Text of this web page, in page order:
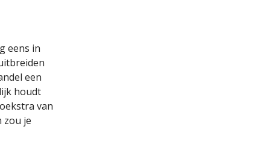
eens in
een
houdt
van
zou je